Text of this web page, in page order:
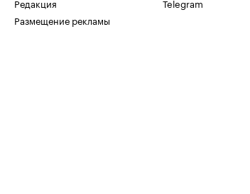
Редакция
Размещение рекламы
Telegram